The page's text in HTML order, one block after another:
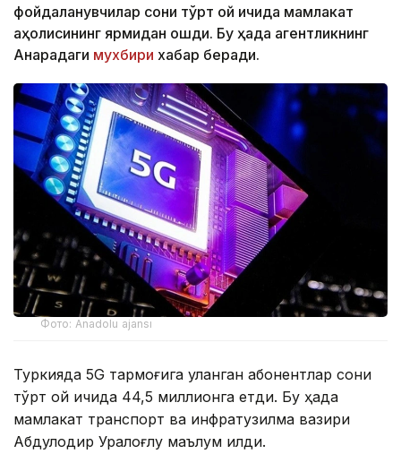
фойдаланувчилар сони тўрт ой ичида мамлакат
аҳолисининг ярмидан ошди. Бу ҳақда агентликнинг
Анқарадаги мухбири хабар беради.
Фото: Anadolu ajansı
Туркияда 5G тармоғига уланган абонентлар сони
тўрт ой ичида 44,5 миллионга етди. Бу ҳақда
мамлакат транспорт ва инфратузилма вазири
Абдулқодир Уралоғлу маълум қилди.